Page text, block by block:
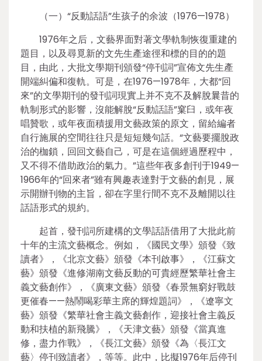
（一）“反動話語”生孩子的余波（1976—1978）
1976年之后，文藝界面對著文學軌制恢復重建的
題目，以及尋覓新的文先生產途徑和標的目的的題
目，由此，大批文學期刊頒發“停刊詞”宣佈文先生產
開端糾偏和復軌。可是，在1976—1978年，大都“回
來”的文學期刊的發刊詞現實上并不克不及解脫曩昔的
軌制形式的影響，沒能解脫“反動話語”窠臼，或年夜
唱贊歌，或年夜面積援用文藝政策的原文，留給編者
自行施展的空間往往只是短短幾句話。“文藝要擺脫政
治的枷鎖，回回文藝自己，可是在這個經過歷程中，
又不得不借助政治的氣力。”這些年夜多創刊于1949—
1966年的“回來者”雖有興趣表達對于文藝的創見，展
示開辦刊物的主旨，卻在字里行間不克不及離開以往
話語形式的規約。
起首，發刊詞所建構的文學話語借用了大批此前
十年的主流文藝概念。例如，《國民文學》頒發《致
讀者》，《北京文藝》頒發《本刊啟事》，《江蘇文
藝》頒發《進修湖南文藝反動的可貴經歷繁華社會主
義文藝創作》，《廣東文藝》頒發《春景無窮好戰鼓
更催春——熱鬧喝彩華主席的輝煌題詞》，《遼寧文
藝》頒發《繁華社會主義文藝創作，迎接社會主義反
動和扶植的新飛騰》，《天津文藝》頒發《當真進
修，盡力作戰》，《長江文藝》頒發《為〈長江文
藝〉停刊致讀者》，等等。此中，比擬1976年后停刊